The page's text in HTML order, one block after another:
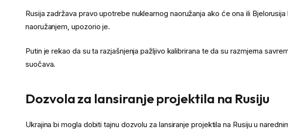
Rusija zadržava pravo upotrebe nuklearnog naoružanja ako će ona ili
naoružanjem, upozorio je.
Putin je rekao da su ta razjašnjenja pažljivo kalibrirana te da su razmjerna
suočava.
Dozvola za lansiranje projektila na Rusiju
Ukrajina bi mogla dobiti tajnu dozvolu za lansiranje projektila na Rusiju u